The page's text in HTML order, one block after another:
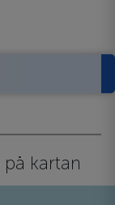
på kartan